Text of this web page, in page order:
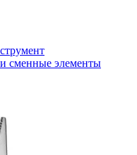
сменные элементы